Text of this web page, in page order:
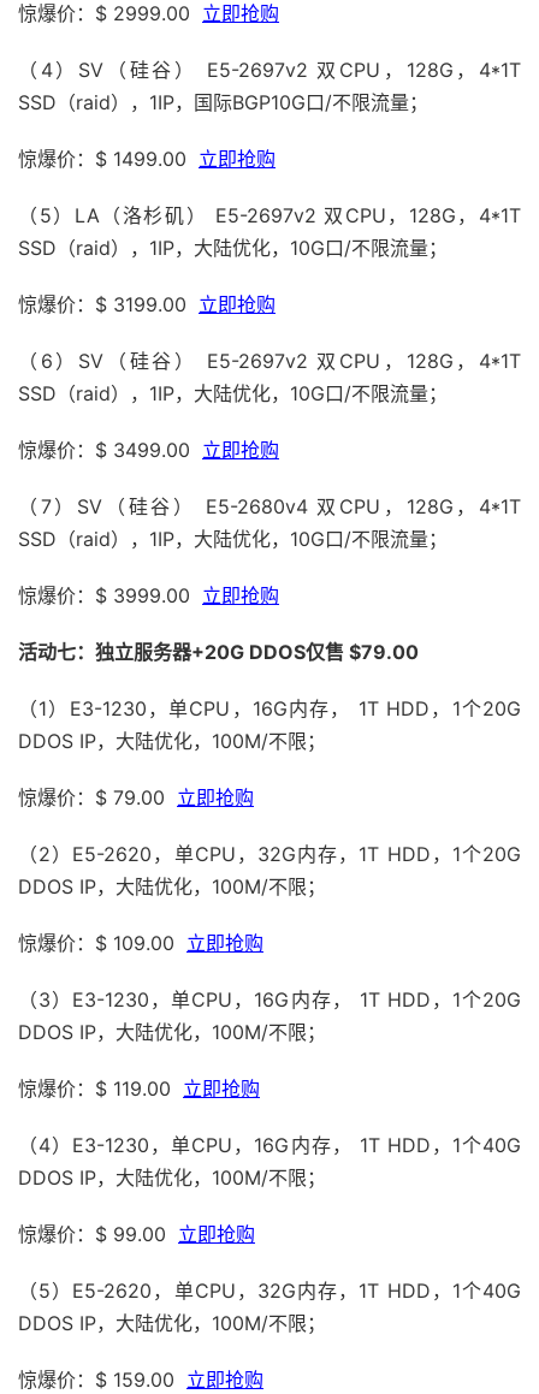
惊爆价：$ 2999.00 立即抢购
（4）SV（硅谷） E5-2697v2 双CPU，128G，4*1T
SSD（raid），1IP，国际BGP10G口/不限流量；
惊爆价：$ 1499.00 立即抢购
（5）LA（洛杉矶） E5-2697v2 双CPU，128G，4*1T
SSD（raid），1IP，大陆优化，10G口/不限流量；
惊爆价：$ 3199.00 立即抢购
（6）SV（硅谷） E5-2697v2 双CPU，128G，4*1T
SSD（raid），1IP，大陆优化，10G口/不限流量；
惊爆价：$ 3499.00 立即抢购
（7）SV（硅谷） E5-2680v4 双CPU，128G，4*1T
SSD（raid），1IP，大陆优化，10G口/不限流量；
惊爆价：$ 3999.00 立即抢购
活动七：独立服务器+20G DDOS仅售 $79.00
（1）E3-1230，单CPU，16G内存， 1T HDD，1个20G
DDOS IP，大陆优化，100M/不限；
惊爆价：$ 79.00 立即抢购
（2）E5-2620，单CPU，32G内存，1T HDD，1个20G
DDOS IP，大陆优化，100M/不限；
惊爆价：$ 109.00 立即抢购
（3）E3-1230，单CPU，16G内存， 1T HDD，1个20G
DDOS IP，大陆优化，100M/不限；
惊爆价：$ 119.00 立即抢购
（4）E3-1230，单CPU，16G内存， 1T HDD，1个40G
DDOS IP，大陆优化，100M/不限；
惊爆价：$ 99.00 立即抢购
（5）E5-2620，单CPU，32G内存，1T HDD，1个40G
DDOS IP，大陆优化，100M/不限；
惊爆价：$ 159.00 立即抢购